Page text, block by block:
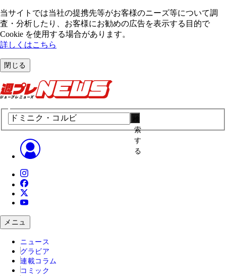
当サイトでは当社の提携先等がお客様のニーズ等について調
査・分析したり、お客様にお勧めの広告を表⽰する⽬的で
Cookie を使⽤する場合があります。
詳しくはこちら
閉じる
索
す
る
メニュ
ニュース
グラビア
連載コラム
コミック